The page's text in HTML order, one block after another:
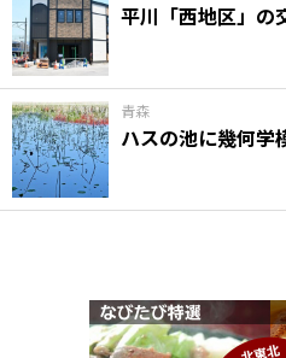
平川「西地区」
青森
ハスの池に幾何学